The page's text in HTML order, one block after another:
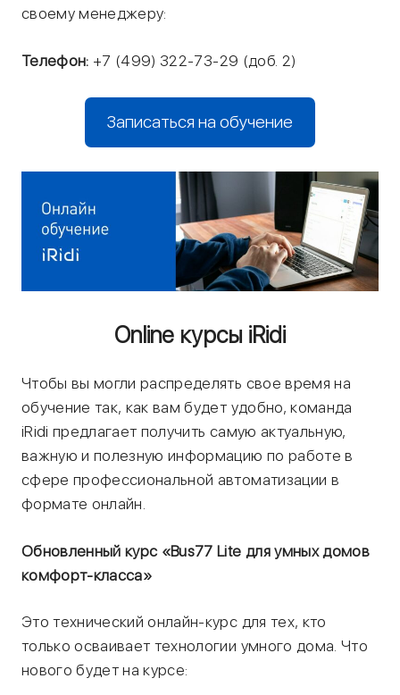
своему менеджеру:
Телефон: +7 (499) 322-73-29 (доб. 2)
Записаться на обучение
Online курсы iRidi
Чтобы вы могли распределять свое время на
обучение так, как вам будет удобно, команда
iRidi предлагает получить самую актуальную,
важную и полезную информацию по работе в
сфере профессиональной автоматизации в
формате онлайн.
Обновленный курс «Bus77 Lite для умных домов
комфорт-класса»
Это технический онлайн-курс для тех, кто
только осваивает технологии умного дома. Что
нового будет на курсе: